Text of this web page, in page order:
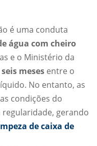
é uma conduta
água com cheiro
e o Ministério da
seis meses entre o
No entanto, as
condições do
gerando
de caixa de